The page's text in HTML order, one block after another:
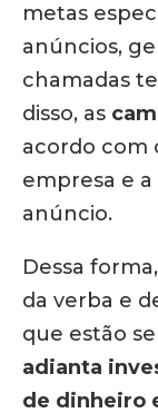
metas
anúncios,
chamadas
disso, as
acordo com
empresa e
anúncio.
Dessa
da verba e
que estão
adianta
de dinheiro